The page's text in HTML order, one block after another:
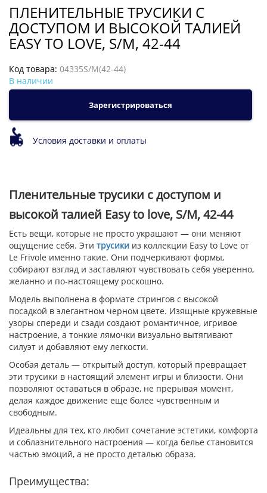
ПЛЕНИТЕЛЬНЫЕ ТРУСИКИ С
ДОСТУПОМ И ВЫСОКОЙ ТАЛИЕЙ
EASY TO LOVE, S/M, 42-44
Код товара: 04335S/M(42-44)
В наличии
Зарегистрироваться
Условия доставки и оплаты
Пленительные трусики с доступом и
высокой талией Easy to love, S/M, 42-44
Есть вещи, которые не просто украшают — они меняют
ощущение себя. Эти трусики из коллекции Easy to Love от
Le Frivole именно такие. Они подчеркивают формы,
собирают взгляд и заставляют чувствовать себя уверенно,
желанно и по-настоящему роскошно.
Модель выполнена в формате стрингов с высокой
посадкой в элегантном черном цвете. Изящные кружевные
узоры спереди и сзади создают романтичное, игривое
настроение, а тонкие лямочки визуально вытягивают
силуэт и добавляют ему легкости.
Особая деталь — открытый доступ, который превращает
эти трусики в настоящий элемент игры и близости. Они
позволяют оставаться в образе, не прерывая момент,
делая каждое движение еще более чувственным и
свободным.
Идеальны для тех, кто любит сочетание эстетики, комфорта
и соблазнительного настроения — когда белье становится
частью эмоций, а не просто деталью образа.
Преимущества: